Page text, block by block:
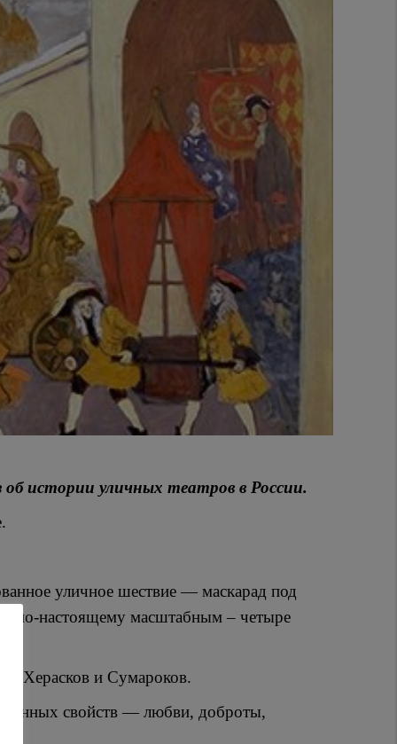
истории уличных театров в России.
уличное шествие — маскарад под
по-настоящему масштабным – четыре
Херасков и Сумароков.
свойств — любви, доброты,